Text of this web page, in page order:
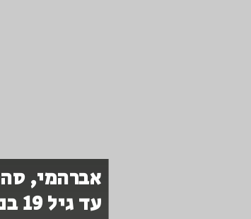
אברהמי,
עד גיל 19 בנחיתה מאליפות העולם